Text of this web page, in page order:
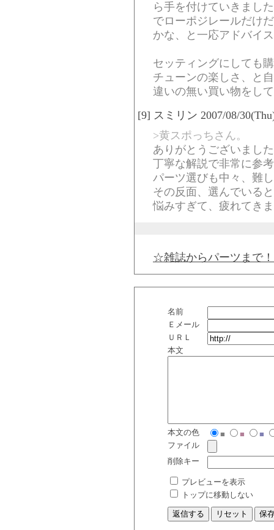
ら手を付けていきまし
でローポジレールだけ
かな、と一応アドバイ
セッティングにしても
チューンの楽しさ、と
違いの無い買い物をし
[9] スミリン 2007/08/
>黄スポっちさん。
ありがとうございまし
丁寧な解説で非常に参
パーツ選びも中々、難
その反面、選んでいる
悩みすぎて、疲れてき
☆雑誌からパーツまで
名前
Ｅメール
ＵＲＬ
本文
本文の色 ■ ■
■
ファイル
削除キー
プレビューを表示
トップに移動しない